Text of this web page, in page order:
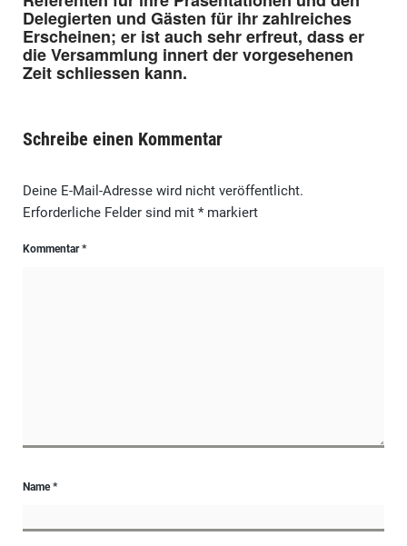
Delegierten und Gästen für ihr zahlreiches
Erscheinen; er ist auch sehr erfreut, dass er
die Versammlung innert der vorgesehenen
Zeit schliessen kann.
Schreibe einen Kommentar
Deine E-Mail-Adresse wird nicht veröffentlicht.
Erforderliche Felder sind mit *markiert
Kommentar*
Name*